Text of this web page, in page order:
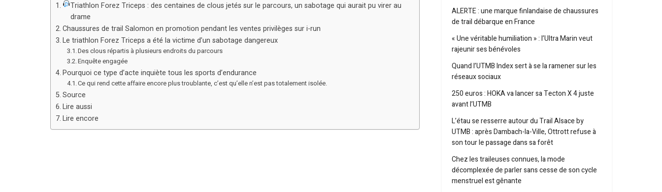
Triathlon Forez Triceps : des centaines de clous jetés sur le parcours, un sabotage qui aurait pu virer au
drame
Chaussures de trail Salomon en promotion pendant les ventes privilèges sur i-run
Le triathlon Forez Triceps a été la victime d’un sabotage dangereux
Des clous répartis à plusieurs endroits du parcours
Enquête engagée
Pourquoi ce type d’acte inquiète tous les sports d’endurance
Ce qui rend cette affaire encore plus troublante, c’est qu’elle n’est pas totalement isolée.
Source
Lire aussi
Lire encore
ALERTE : une marque finlandaise de chaussures
de trail débarque en France
« Une véritable humiliation » : l’Ultra Marin veut
rajeunir ses bénévoles
Quand l’UTMB Index sert à se la ramener sur les
réseaux sociaux
250 euros : HOKA va lancer sa Tecton X 4 juste
avant l’UTMB
L’étau se resserre autour du Trail Alsace by
UTMB : après Dambach-la-Ville, Ottrott refuse à
son tour le passage dans sa forêt
Chez les traileuses connues, la mode
décomplexée de parler sans cesse de son cycle
menstruel est gênante